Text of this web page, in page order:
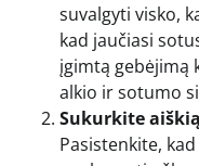
suvalgyti visko,
kad jaučiasi
įgimtą gebėjimą
alkio ir sotumo
Sukurkite
Pasistenkite,